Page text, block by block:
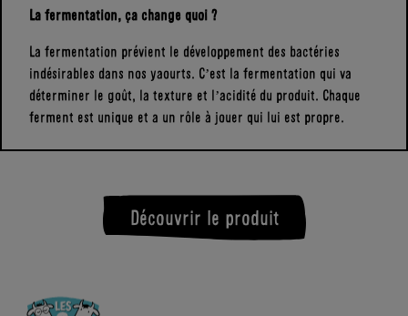
La fermentation, ça change quoi ?
La fermentation prévient le développement des bactéries
indésirables dans nos yaourts. C’est la fermentation qui va
déterminer le goût, la texture et l’acidité du produit. Chaque
ferment est unique et a un rôle à jouer qui lui est propre.
Découvrir le produit